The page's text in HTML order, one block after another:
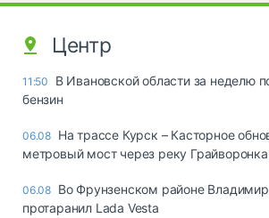
Центр
11:50
В Ивановской области за неделю
бензин
06.08 На трассе Курск – Касторное
метровый мост через реку Грайворонка
06.08 Во Фрунзенском районе
протаранил Lada Vesta